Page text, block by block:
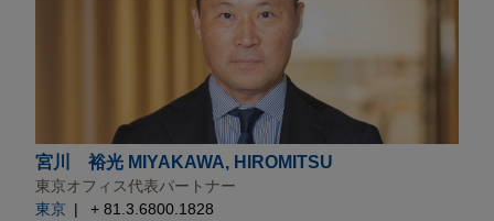
宮川 裕光 MIYAKAWA, HIROMITSU
東京オフィス代表パートナー
東京
+ 81.3.6800.1828